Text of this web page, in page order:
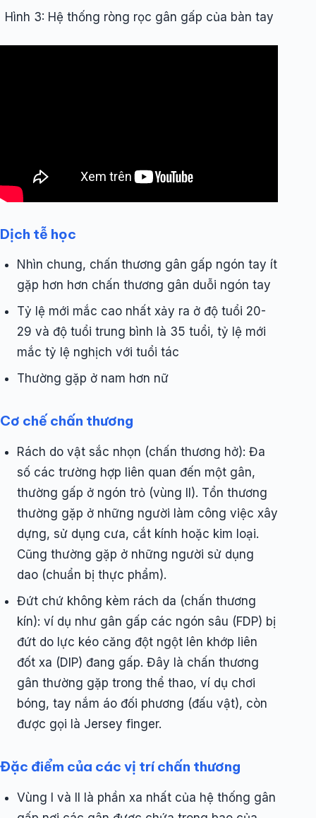
Hình 3: Hệ thống ròng rọc gân gấp của bàn tay
Dịch tễ học
Nhìn chung, chấn thương gân gấp ngón tay ít
gặp hơn hơn chấn thương gân duỗi ngón tay
Tỷ lệ mới mắc cao nhất xảy ra ở độ tuổi 20-
29 và độ tuổi trung bình là 35 tuổi, tỷ lệ mới
mắc tỷ lệ nghịch với tuổi tác
Thường gặp ở nam hơn nữ
Cơ chế chấn thương
Rách do vật sắc nhọn (chấn thương hở): Đa
số các trường hợp liên quan đến một gân,
thường gấp ở ngón trỏ (vùng II). Tổn thương
thường gặp ở những người làm công việc xây
dựng, sử dụng cưa, cắt kính hoặc kim loại.
Cũng thường gặp ở những người sử dụng
dao (chuẩn bị thực phẩm).
Đứt chứ không kèm rách da (chấn thương
kín): ví dụ như gân gấp các ngón sâu (FDP) bị
đứt do lực kéo căng đột ngột lên khớp liên
đốt xa (DIP) đang gấp. Đây là chấn thương
gân thường gặp trong thể thao, ví dụ chơi
bóng, tay nắm áo đối phương (đấu vật), còn
được gọi là Jersey finger.
Đặc điểm của các vị trí chấn thương
Vùng I và II là phần xa nhất của hệ thống gân